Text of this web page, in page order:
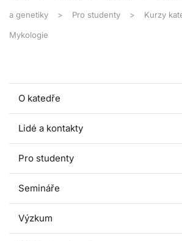
a genetiky Pro studenty Kurzy
Mykologie
O katedře
Lidé a kontakty
Pro studenty
Semináře
Výzkum